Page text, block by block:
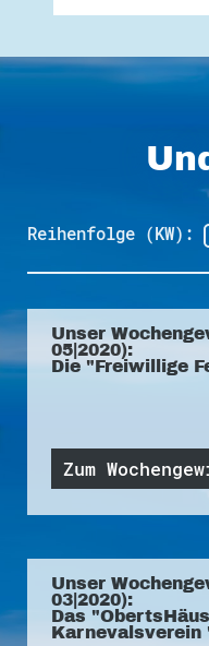
Reihenfolge (KW):
Unser
05|2020):
Die "Freiwillige
Zum
Unser
03|2020):
Das
Karnevalsverein